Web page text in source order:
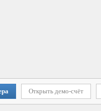
Открыть демо-счёт